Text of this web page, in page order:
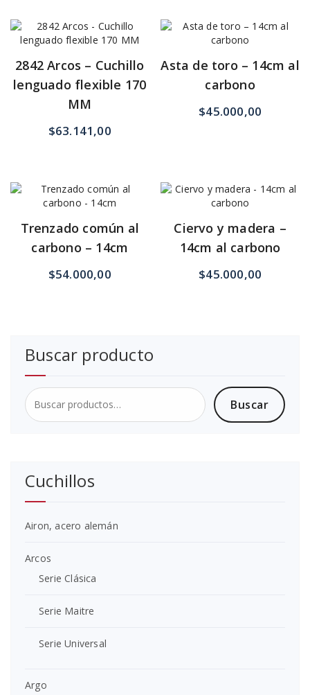
2842 Arcos – Cuchillo
lenguado flexible 170
MM
$63.141,00
Asta de toro – 14cm al
carbono
$45.000,00
Trenzado común al
carbono – 14cm
$54.000,00
Ciervo y madera –
14cm al carbono
$45.000,00
Buscar producto
Buscar
por:
Buscar
Cuchillos
Airon, acero alemán
Arcos
Serie Clásica
Serie Maitre
Serie Universal
Argo